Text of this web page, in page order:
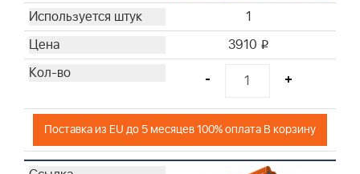
1
3910 i
- +
Поставка из EU до 5 месяцев 100% оплата В корзину